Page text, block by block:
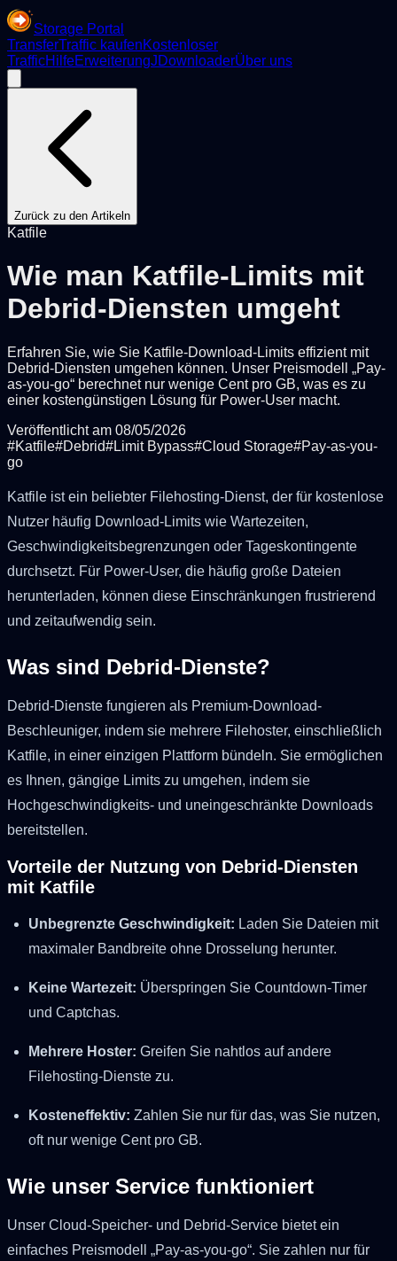
Storage Portal
TransferTraffic kaufenKostenloser
TrafficHilfeErweiterungJDownloaderÜber uns
Zurück zu den Artikeln
Katfile
Wie man Katfile-Limits mit
Debrid-Diensten umgeht
Erfahren Sie, wie Sie Katfile-Download-Limits effizient mit
Debrid-Diensten umgehen können. Unser Preismodell „Pay-
as-you-go“ berechnet nur wenige Cent pro GB, was es zu
einer kostengünstigen Lösung für Power-User macht.
Veröffentlicht am 08/05/2026
#Katfile#Debrid#Limit Bypass#Cloud Storage#Pay-as-you-
go
Katfile ist ein beliebter Filehosting-Dienst, der für kostenlose
Nutzer häufig Download-Limits wie Wartezeiten,
Geschwindigkeitsbegrenzungen oder Tageskontingente
durchsetzt. Für Power-User, die häufig große Dateien
herunterladen, können diese Einschränkungen frustrierend
und zeitaufwendig sein.
Was sind Debrid-Dienste?
Debrid-Dienste fungieren als Premium-Download-
Beschleuniger, indem sie mehrere Filehoster, einschließlich
Katfile, in einer einzigen Plattform bündeln. Sie ermöglichen
es Ihnen, gängige Limits zu umgehen, indem sie
Hochgeschwindigkeits- und uneingeschränkte Downloads
bereitstellen.
Vorteile der Nutzung von Debrid-Diensten
mit Katfile
Unbegrenzte Geschwindigkeit: Laden Sie Dateien mit
maximaler Bandbreite ohne Drosselung herunter.
Keine Wartezeit: Überspringen Sie Countdown-Timer
und Captchas.
Mehrere Hoster: Greifen Sie nahtlos auf andere
Filehosting-Dienste zu.
Kosteneffektiv: Zahlen Sie nur für das, was Sie nutzen,
oft nur wenige Cent pro GB.
Wie unser Service funktioniert
Unser Cloud-Speicher- und Debrid-Service bietet ein
einfaches Preismodell „Pay-as-you-go“. Sie zahlen nur für